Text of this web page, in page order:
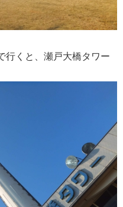
行くと、瀬戸大橋タワー